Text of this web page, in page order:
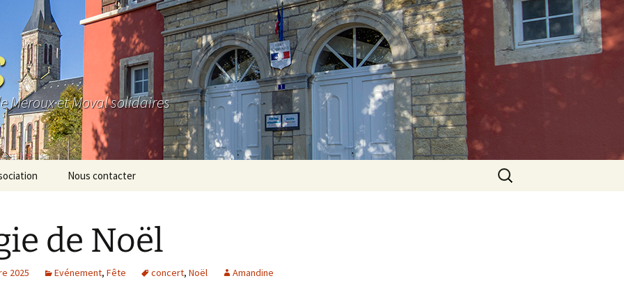
Meroux et Moval solidaires
Nous contacter
Rechercher :
de Noël
2025 Evénement, Fête concert, Noël Amandine